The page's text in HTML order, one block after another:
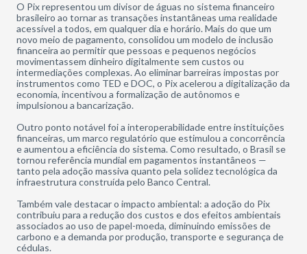
O Pix representou um divisor de águas no sistema financeiro
brasileiro ao tornar as transações instantâneas uma realidade
acessível a todos, em qualquer dia e horário. Mais do que um
novo meio de pagamento, consolidou um modelo de inclusão
financeira ao permitir que pessoas e pequenos negócios
movimentassem dinheiro digitalmente sem custos ou
intermediações complexas. Ao eliminar barreiras impostas por
instrumentos como TED e DOC, o Pix acelerou a digitalização da
economia, incentivou a formalização de autônomos e
impulsionou a bancarização.
Outro ponto notável foi a interoperabilidade entre instituições
financeiras, um marco regulatório que estimulou a concorrência
e aumentou a eficiência do sistema. Como resultado, o Brasil se
tornou referência mundial em pagamentos instantâneos —
tanto pela adoção massiva quanto pela solidez tecnológica da
infraestrutura construída pelo Banco Central.
Também vale destacar o impacto ambiental: a adoção do Pix
contribuiu para a redução dos custos e dos efeitos ambientais
associados ao uso de papel-moeda, diminuindo emissões de
carbono e a demanda por produção, transporte e segurança de
cédulas.